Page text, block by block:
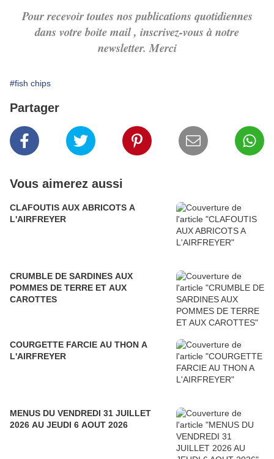
Pour recevoir toutes nos publications quotidiennes
dans votre boite mail , inscrivez-vous à notre
newsletter. Merci
#fish chips
Partager
Vous aimerez aussi
CLAFOUTIS AUX ABRICOTS A
L'AIRFREYER
CRUMBLE DE SARDINES AUX
POMMES DE TERRE ET AUX
CAROTTES
COURGETTE FARCIE AU THON A
L'AIRFREYER
MENUS DU VENDREDI 31 JUILLET
2026 AU JEUDI 6 AOUT 2026